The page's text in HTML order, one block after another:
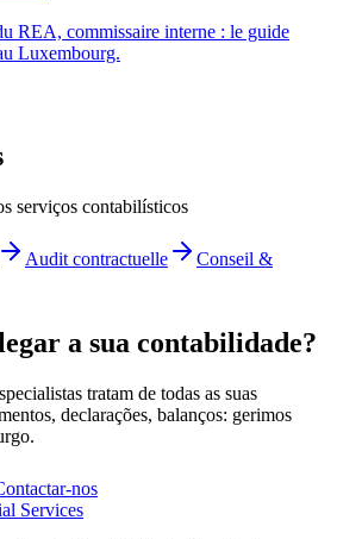
REA, commissaire interne : le guide
Luxembourg.
serviços contabilísticos
Audit contractuelle
Conseil &
a sua contabilidade?
tratam de todas as suas
declarações, balanços: gerimos
nos
Services